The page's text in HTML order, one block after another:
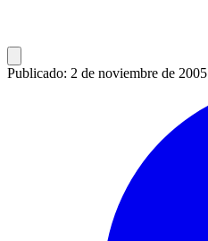
Publicado: 2 de noviembre de 2005